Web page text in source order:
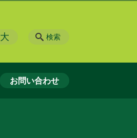
お問い合わせ
検索
大